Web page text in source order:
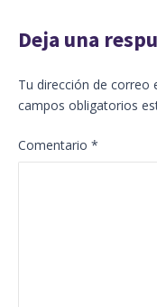
Deja una
Tu dirección de correo
campos obligatorios
Comentario *